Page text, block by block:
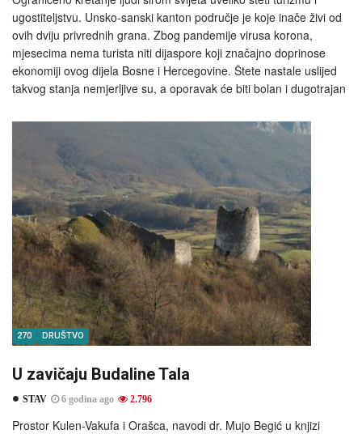
ugostiteljstvu. Unsko-sanski kanton područje je koje inače živi od
ovih dviju privrednih grana. Zbog pandemije virusa korona,
mjesecima nema turista niti dijaspore koji značajno doprinose
ekonomiji ovog dijela Bosne i Hercegovine. Štete nastale uslijed
takvog stanja nemjerljive su, a oporavak će biti bolan i dugotrajan
270 DRUŠTVO
U zavičaju Budaline Tala
STAV 6 godina ago 2.796
Prostor Kulen-Vakufa i Orašca, navodi dr. Mujo Begić u knjizi